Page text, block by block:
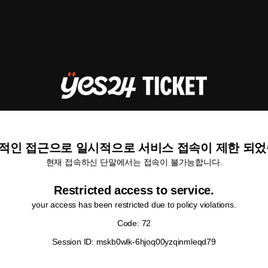
인 접근으로 일시적으로 서비스 접속이 제한 되
현재 접속하신 단말에서는 접속이 불가능합니다.
Restricted access to service.
your access has been restricted due to policy violations.
Code: 72
Session ID: mskb0wlk-6hjoq00yzqinmleqd79